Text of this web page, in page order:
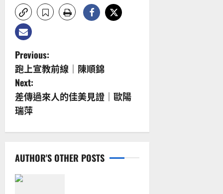
P
o
s
t
n
a
v
Previous:
跑上宣教前線｜陳順錦
Next:
差傳過來人的佳美見證｜歐陽
瑞萍
AUTHOR'S OTHER POSTS